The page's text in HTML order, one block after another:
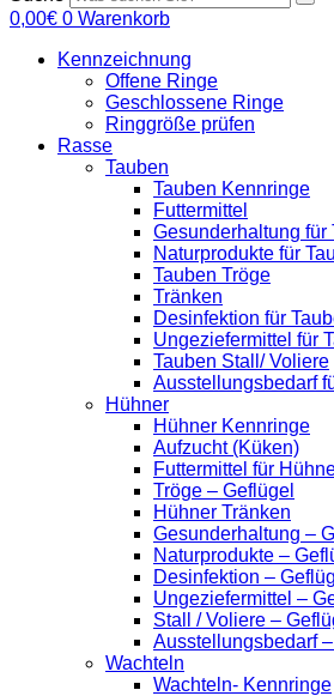
0,00€ 0 Warenkorb
Kennzeichnung
Offene Ringe
Geschlossene Ringe
Ringgröße prüfen
Rasse
Tauben
Tauben Kennringe
Futtermittel
Gesunderhaltung für
Naturprodukte für
Tauben Tröge
Tränken
Desinfektion für
Ungeziefermittel für
Tauben Stall/ Voliere
Ausstellungsbedarf
Hühner
Hühner Kennringe
Aufzucht (Küken)
Futtermittel für
Tröge – Geflügel
Hühner Tränken
Gesunderhaltung –
Naturprodukte –
Desinfektion –
Ungeziefermittel –
Stall / Voliere –
Ausstellungsbedarf –
Wachteln
Wachteln- Kennringe